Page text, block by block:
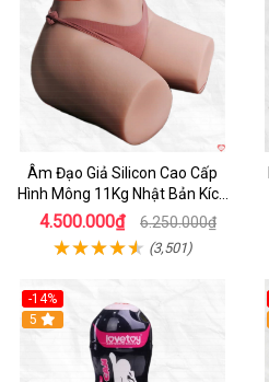
Âm Đạo Giả Silicon Cao Cấp
Hình Mông 11Kg Nhật Bản Kích
Thước Như Thật
4.500.000₫ 6.250.000₫
(3,501)
-14%
Hot
5